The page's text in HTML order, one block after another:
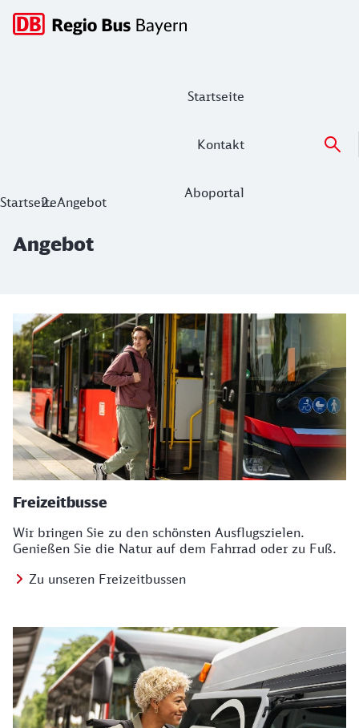
Startseite
Kontakt
Aboportal
Hauptnavigation
Angebot
StartseiteAngebot
Angebot
Freizeitbusse
Wir bringen Sie zu den schönsten Ausflugszielen.
Genießen Sie die Natur auf dem Fahrrad oder zu Fuß.
Zu unseren Freizeitbussen